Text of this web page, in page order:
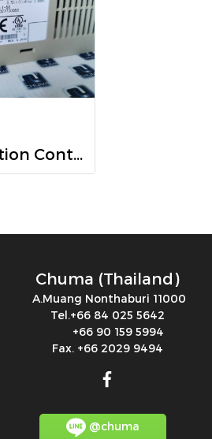
Omron, Motion Control, R7D-AP08H
Chuma (Thailand)
A.Muang Nonthaburi 11000
Tel.+66 84 025 5642
+66 90 159 5994
Fax. +66 2029 9494
@chuma